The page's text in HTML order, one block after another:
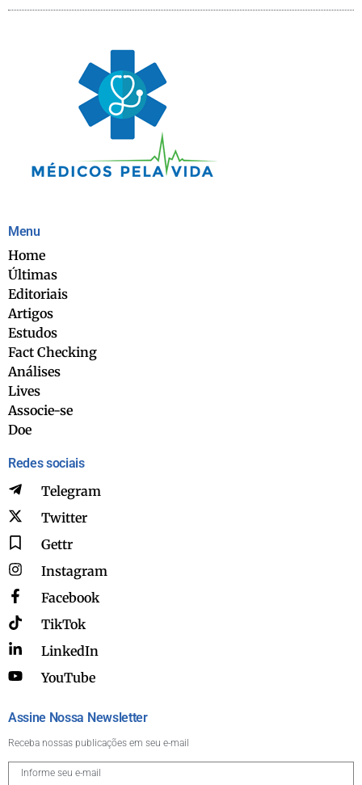
Menu
Home
Últimas
Editoriais
Artigos
Estudos
Fact Checking
Análises
Lives
Associe-se
Doe
Redes sociais
Telegram
Twitter
Gettr
Instagram
Facebook
TikTok
LinkedIn
YouTube
Assine Nossa Newsletter
Receba nossas publicações em seu e-mail